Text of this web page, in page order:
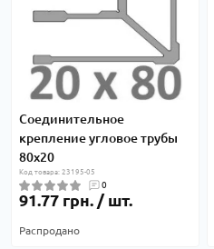
Соединительное
крепление угловое трубы
80х20
Код товара: 23195-05
0
91.77 грн. / шт.
Распродано